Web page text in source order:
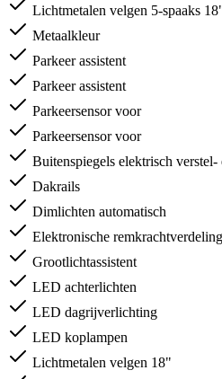
Lichtmetalen velgen 5-spaaks
Metaalkleur
Parkeer assistent
Parkeer assistent
Parkeersensor voor
Parkeersensor voor
Buitenspiegels elektrisch verstel-
Dakrails
Dimlichten automatisch
Elektronische remkrachtverdeling
Grootlichtassistent
LED achterlichten
LED dagrijverlichting
LED koplampen
Lichtmetalen velgen 18"